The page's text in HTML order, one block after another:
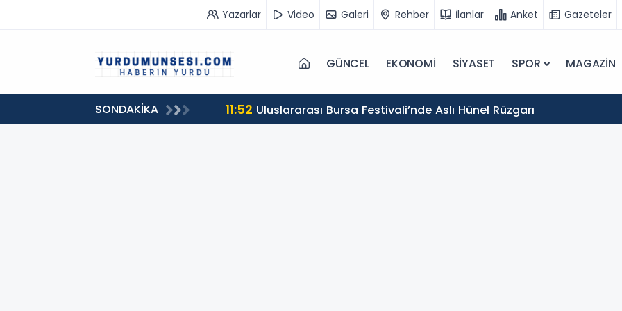
Yazarlar Video Galeri Rehber İlanlar Anket Gazeteler
GÜNCEL EKONOMİ SİYASET SPOR MAGAZİN
SONDAKİKA 11:52 Uluslararası Bursa Festivali’nde Aslı Hünel Rüzgarı